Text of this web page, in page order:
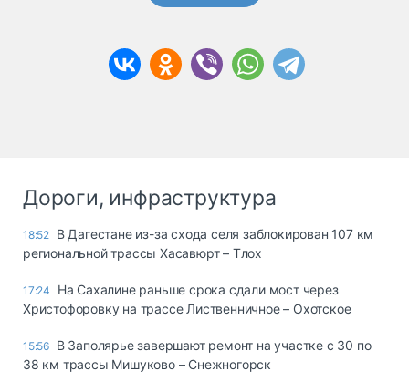
Дороги, инфраструктура
18:52 В Дагестане из-за схода селя заблокирован 107 км
региональной трассы Хасавюрт – Тлох
17:24
На Сахалине раньше срока сдали мост через
Христофоровку на трассе Лиственничное – Охотское
15:56 В Заполярье завершают ремонт на участке с 30 по
38 км трассы Мишуково – Снежногорск